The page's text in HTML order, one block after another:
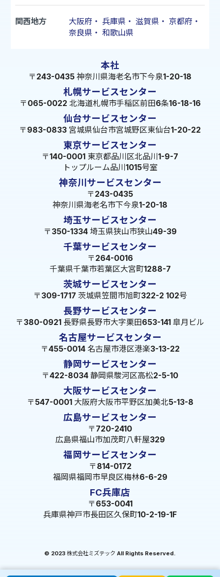
関西地方 大阪府 ・ 兵庫県 ・ 滋賀県 ・ 京都府 ・
奈良県 ・ 和歌山県
本社
〒243-0435 神奈川県海老名市下今泉1-20-18
札幌サービスセンター
〒065-0022 北海道札幌市手稲区前田6条16-18-16
仙台サービスセンター
〒983-0833 宮城県仙台市宮城野区東仙台1-20-22
東京サービスセンター
〒140-0001 東京都品川区北品川1-9-7
トップルーム品川1015号室
神奈川サービスセンター
〒243-0435
神奈川県海老名市下今泉1-20-18
埼玉サービスセンター
〒350-1334 埼玉県狭山市狭山49-39
千葉サービスセンター
〒264-0016
千葉県千葉市若葉区大宮町1288-7
茨城サービスセンター
〒309-1717 茨城県笠間市旭町322-2 102号
長野サービスセンター
〒380-0921 長野県長野市大字栗田653-141 皐月ビル
名古屋サービスセンター
〒455-0014 名古屋市港区港楽3-13-22
静岡サービスセンター
〒422-8034 静岡県駿河区高松2-5-10
大阪サービスセンター
〒547-0001 大阪府大阪市平野区加美北5-13-8
広島サービスセンター
〒720-2410
広島県福山市加茂町八軒屋329
福岡サービスセンター
〒814-0172
福岡県福岡市早良区梅林6-6-29
FC兵庫店
〒653-0041
兵庫県神戸市長田区久保町10-2-19-1F
© 2023 株式会社ミズテック All Rights Reserved.